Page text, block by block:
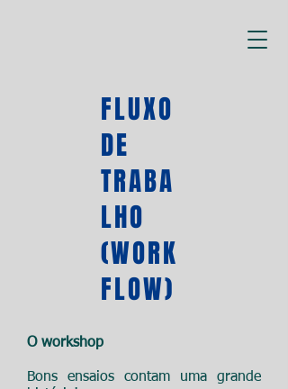
FLUXO
DE
TRABA
LHO
(WORK
FLOW)
O workshop
Bons ensaios contam uma grande